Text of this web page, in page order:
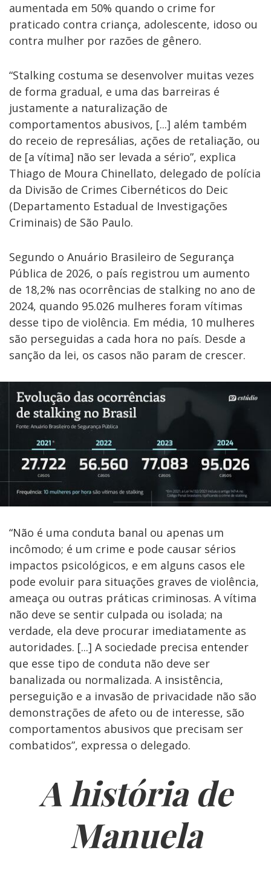
aumentada em 50% quando o crime for
praticado contra criança, adolescente, idoso ou
contra mulher por razões de gênero.
“Stalking costuma se desenvolver muitas vezes
de forma gradual, e uma das barreiras é
justamente a naturalização de
comportamentos abusivos, [...] além também
do receio de represálias, ações de retaliação, ou
de [a vítima] não ser levada a sério”, explica
Thiago de Moura Chinellato, delegado de polícia
da Divisão de Crimes Cibernéticos do Deic
(Departamento Estadual de Investigações
Criminais) de São Paulo.
Segundo o Anuário Brasileiro de Segurança
Pública de 2026, o país registrou um aumento
de 18,2% nas ocorrências de stalking no ano de
2024, quando 95.026 mulheres foram vítimas
desse tipo de violência. Em média, 10 mulheres
são perseguidas a cada hora no país. Desde a
sanção da lei, os casos não param de crescer.
“Não é uma conduta banal ou apenas um
incômodo; é um crime e pode causar sérios
impactos psicológicos, e em alguns casos ele
pode evoluir para situações graves de violência,
ameaça ou outras práticas criminosas. A vítima
não deve se sentir culpada ou isolada; na
verdade, ela deve procurar imediatamente as
autoridades. [...] A sociedade precisa entender
que esse tipo de conduta não deve ser
banalizada ou normalizada. A insistência,
perseguição e a invasão de privacidade não são
demonstrações de afeto ou de interesse, são
comportamentos abusivos que precisam ser
combatidos”, expressa o delegado.
A história de
Manuela